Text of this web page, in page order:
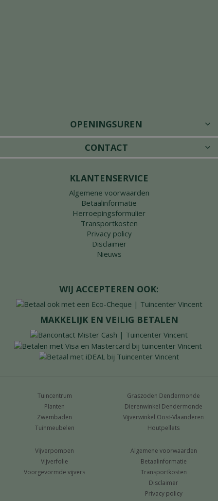
OPENINGSUREN
CONTACT
KLANTENSERVICE
Algemene voorwaarden
Betaalinformatie
Herroepingsformulier
Transportkosten
Privacy policy
Disclaimer
Nieuws
WIJ ACCEPTEREN OOK:
MAKKELIJK EN VEILIG BETALEN
Tuincentrum
Planten
Zwembaden
Tuinmeubelen
Graszoden Dendermonde
Dierenwinkel Dendermonde
Vijverwinkel Oost-Vlaanderen
Houtpellets
Vijverpompen
Vijverfolie
Voorgevormde vijvers
Algemene voorwaarden
Betaalinformatie
Transportkosten
Disclaimer
Privacy policy